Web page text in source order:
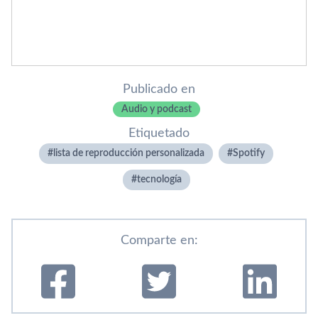
Publicado en
Audio y podcast
Etiquetado
lista de reproducción personalizada Spotify
tecnologí­a
Comparte en: